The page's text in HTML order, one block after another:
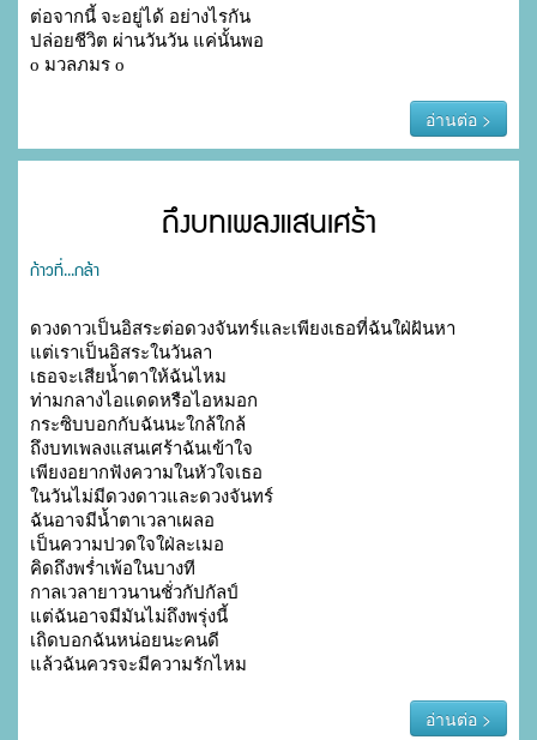
ต่อจากนี้ จะอยู่ได้ อย่างไรกัน
ปล่อยชีวิต ผ่านวันวัน แค่นั้นพอ
o มวลภมร o
อ่านต่อ >
ถึงบทเพลงแสนเศร้า
ก้าวที่...กล้า
ดวงดาวเป็นอิสระต่อดวงจันทร์และเพียงเธอที่ฉันใฝ่ฝันหา
แต่เราเป็นอิสระในวันลา
เธอจะเสียน้ำตาให้ฉันไหม
ท่ามกลางไอแดดหรือไอหมอก
กระซิบบอกกับฉันนะใกล้ใกล้
ถึงบทเพลงแสนเศร้าฉันเข้าใจ
เพียงอยากฟังความในหัวใจเธอ
ในวันไม่มีดวงดาวและดวงจันทร์
ฉันอาจมีน้ำตาเวลาเผลอ
เป็นความปวดใจใฝ่ละเมอ
คิดถึงพร่ำเพ้อในบางที
กาลเวลายาวนานชั่วกัปกัลป์
แต่ฉันอาจมีมันไม่ถึงพรุ่งนี้
เถิดบอกฉันหน่อยนะคนดี
แล้วฉันควรจะมีความรักไหม
อ่านต่อ >